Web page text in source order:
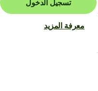
تسجيل الدخول
معرفة المزيد